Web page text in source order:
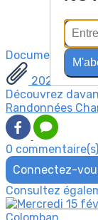
Documents
20240131
Découvrez
Randonnées
0 commentaire(s)
Connectez-
Consultez